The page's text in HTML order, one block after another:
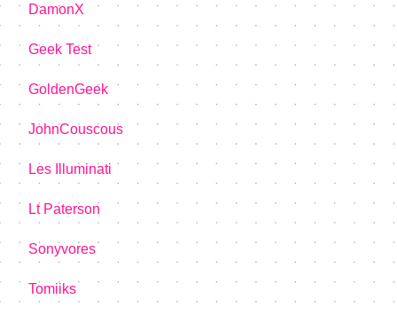
DamonX
Geek Test
GoldenGeek
JohnCouscous
Les Illuminati
Lt Paterson
Sonyvores
Tomiiks